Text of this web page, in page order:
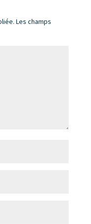
Les champs